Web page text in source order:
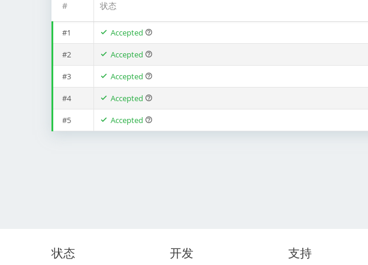
# 状态
#1 Accepted
#2 Accepted
#3 Accepted
#4 Accepted
#5 Accepted
状态 开发 支持